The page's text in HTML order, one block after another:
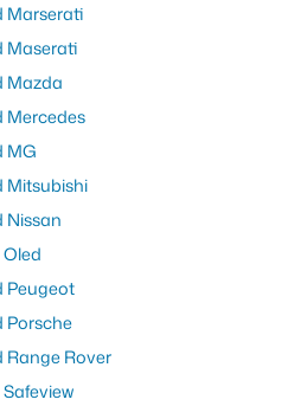
Marserati
Maserati
Mazda
Mercedes
MG
Mitsubishi
Nissan
Peugeot
Porsche
Range Rover